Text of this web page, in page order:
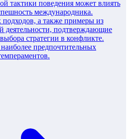
тактики поведения может влиять
международника.
а также примеры из
деятельности, подтверждающие
стратегии в конфликте.
предпочтительных